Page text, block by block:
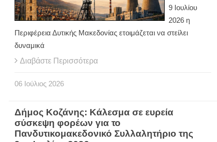
9 Ιουλίου
2026 η
Περιφέρεια Δυτικής Μακεδονίας ετοιμάζεται να στείλει
δυναμικά
Διαβάστε Περισσότερα
06 Ιούλιος 2026
Δήμος Κοζάνης: Κάλεσμα σε ευρεία
σύσκεψη φορέων για το
Πανδυτικομακεδονικό Συλλαλητήριο της